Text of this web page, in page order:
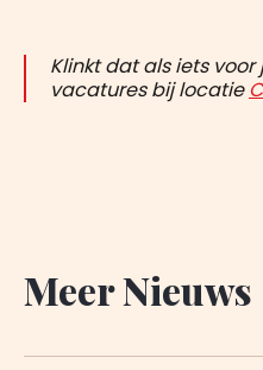
Klinkt dat als iets voor
vacatures bij locatie
Meer Nieuws